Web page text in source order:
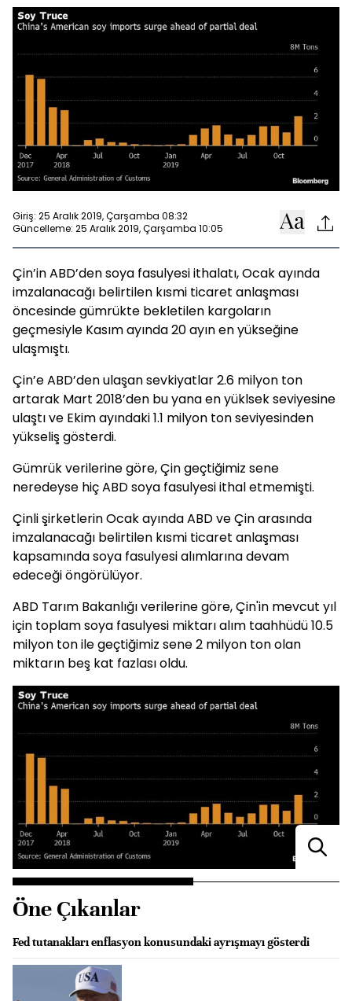
Giriş: 25 Aralık 2019, Çarşamba 08:32
Güncelleme: 25 Aralık 2019, Çarşamba 10:05
Çin’in ABD’den soya fasulyesi ithalatı, Ocak ayında
imzalanacağı belirtilen kısmi ticaret anlaşması
öncesinde gümrükte bekletilen kargoların
geçmesiyle Kasım ayında 20 ayın en yükseğine
ulaşmıştı.
Çin’e ABD’den ulaşan sevkiyatlar 2.6 milyon ton
artarak Mart 2018’den bu yana en yüklsek seviyesine
ulaştı ve Ekim ayındaki 1.1 milyon ton seviyesinden
yükseliş gösterdi.
Gümrük verilerine göre, Çin geçtiğimiz sene
neredeyse hiç ABD soya fasulyesi ithal etmemişti.
Çinli şirketlerin Ocak ayında ABD ve Çin arasında
imzalanacağı belirtilen kısmi ticaret anlaşması
kapsamında soya fasulyesi alımlarına devam
edeceği öngörülüyor.
ABD Tarım Bakanlığı verilerine göre, Çin'in mevcut yıl
için toplam soya fasulyesi miktarı alım taahhüdü 10.5
milyon ton ile geçtiğimiz sene 2 milyon ton olan
miktarın beş kat fazlası oldu.
Öne Çıkanlar
Fed tutanakları enflasyon konusundaki ayrışmayı gösterdi